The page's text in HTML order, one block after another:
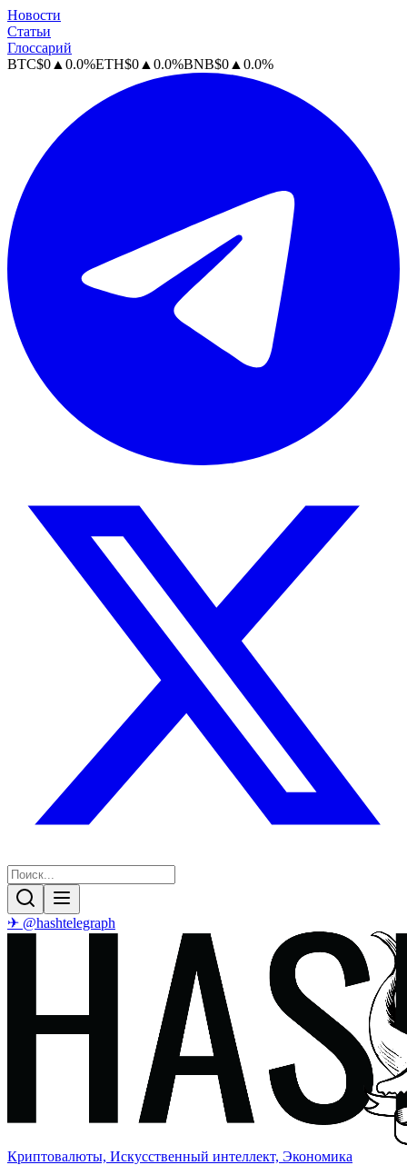
Новости
Статьи
Глоссарий
BTC$0 ▲ 0.0%ETH$0 ▲ 0.0%BNB$0 ▲ 0.0%
✈ @hashtelegraph
Криптовалюты, Искусственный интеллект, Экономика